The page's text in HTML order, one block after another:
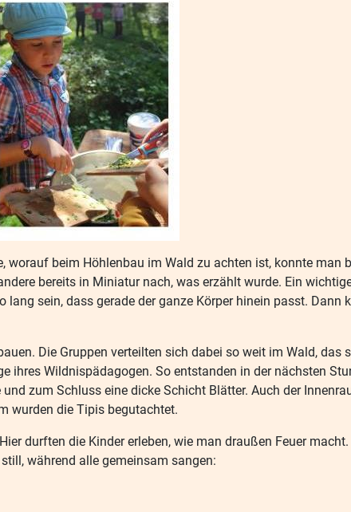
worauf beim Höhlenbau im Wald zu achten ist, konnte man
bereits in Miniatur nach, was erzählt wurde. Ein
sein, dass gerade der ganze Körper hinein passt.
Die Gruppen verteilten sich dabei so weit im Wald,
ihres Wildnispädagogen. So entstanden in der nächsten
zum Schluss eine dicke Schicht Blätter. Auch der
wurden die Tipis begutachtet.
durften die Kinder erleben, wie man draußen Feuer
während alle gemeinsam sangen: